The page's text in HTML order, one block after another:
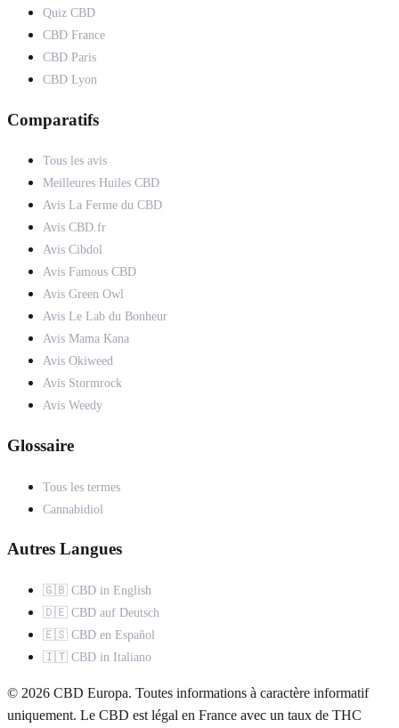
Quiz CBD
CBD France
CBD Paris
CBD Lyon
Comparatifs
Tous les avis
Meilleures Huiles CBD
Avis La Ferme du CBD
Avis CBD.fr
Avis Cibdol
Avis Famous CBD
Avis Green Owl
Avis Le Lab du Bonheur
Avis Mama Kana
Avis Okiweed
Avis Stormrock
Avis Weedy
Glossaire
Tous les termes
Cannabidiol
Autres Langues
🇬🇧 CBD in English
🇩🇪 CBD auf Deutsch
🇪🇸 CBD en Español
🇮🇹 CBD in Italiano
© 2026 CBD Europa. Toutes informations à caractère informatif
uniquement. Le CBD est légal en France avec un taux de THC